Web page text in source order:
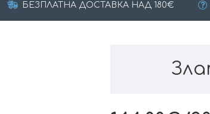
БЕЗПЛАТНА ДОСТАВКА НАД 180€